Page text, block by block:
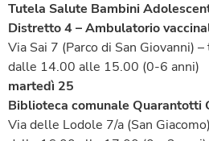
Tutela Salute Bambini
Distretto 4 – Ambulatorio
Via Sai 7 (Parco di San Giovanni)
dalle 14.00 alle 15.00 (0-6 anni)
martedì 25
Biblioteca comunale Quarantotti
Via delle Lodole 7/a (San